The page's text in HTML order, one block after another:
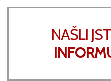
NAŠLI